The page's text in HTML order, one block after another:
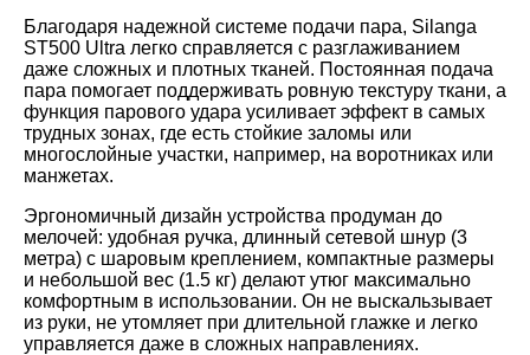
Благодаря надежной системе подачи пара, Silanga
ST500 Ultra легко справляется с разглаживанием
даже сложных и плотных тканей. Постоянная подача
пара помогает поддерживать ровную текстуру ткани, а
функция парового удара усиливает эффект в самых
трудных зонах, где есть стойкие заломы или
многослойные участки, например, на воротниках или
манжетах.
Эргономичный дизайн устройства продуман до
мелочей: удобная ручка, длинный сетевой шнур (3
метра) с шаровым креплением, компактные размеры
и небольшой вес (1.5 кг) делают утюг максимально
комфортным в использовании. Он не выскальзывает
из руки, не утомляет при длительной глажке и легко
управляется даже в сложных направлениях.